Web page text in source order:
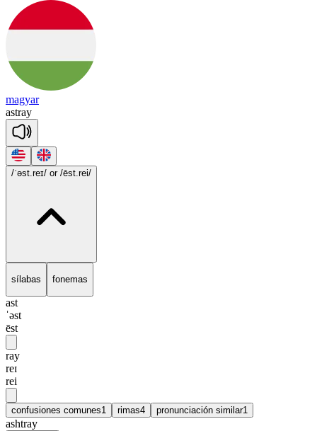
magyar
astray
/ˈəst.reɪ/ or /ēst.rei/
sílabas fonemas
ast
ˈəst
ēst
ray
reɪ
rei
confusiones comunes1 rimas4 pronunciación similar1
ashtray